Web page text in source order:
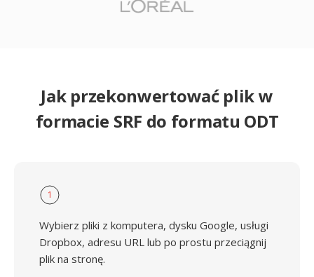
Jak przekonwertować plik w
formacie SRF do formatu ODT
1
Wybierz pliki z komputera, dysku Google, usługi
Dropbox, adresu URL lub po prostu przeciągnij
plik na stronę.